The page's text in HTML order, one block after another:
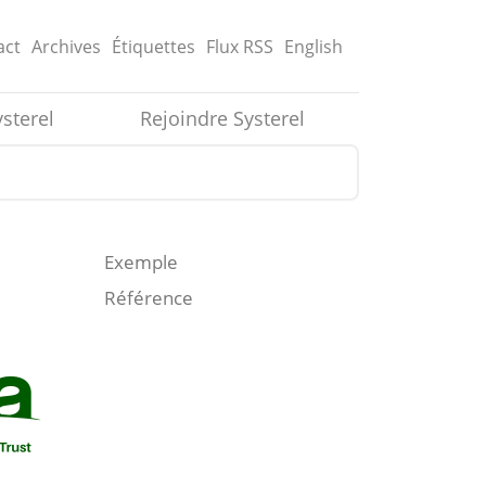
Archives Étiquettes Flux RSS English
Rejoindre Systerel
Exemple
Référence